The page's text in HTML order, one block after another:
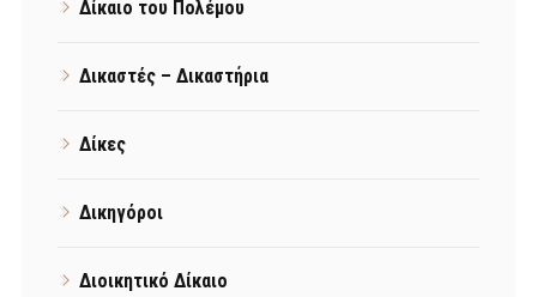
Δίκαιο του Πολέμου
Δικαστές – Δικαστήρια
Δίκες
Δικηγόροι
Διοικητικό Δίκαιο